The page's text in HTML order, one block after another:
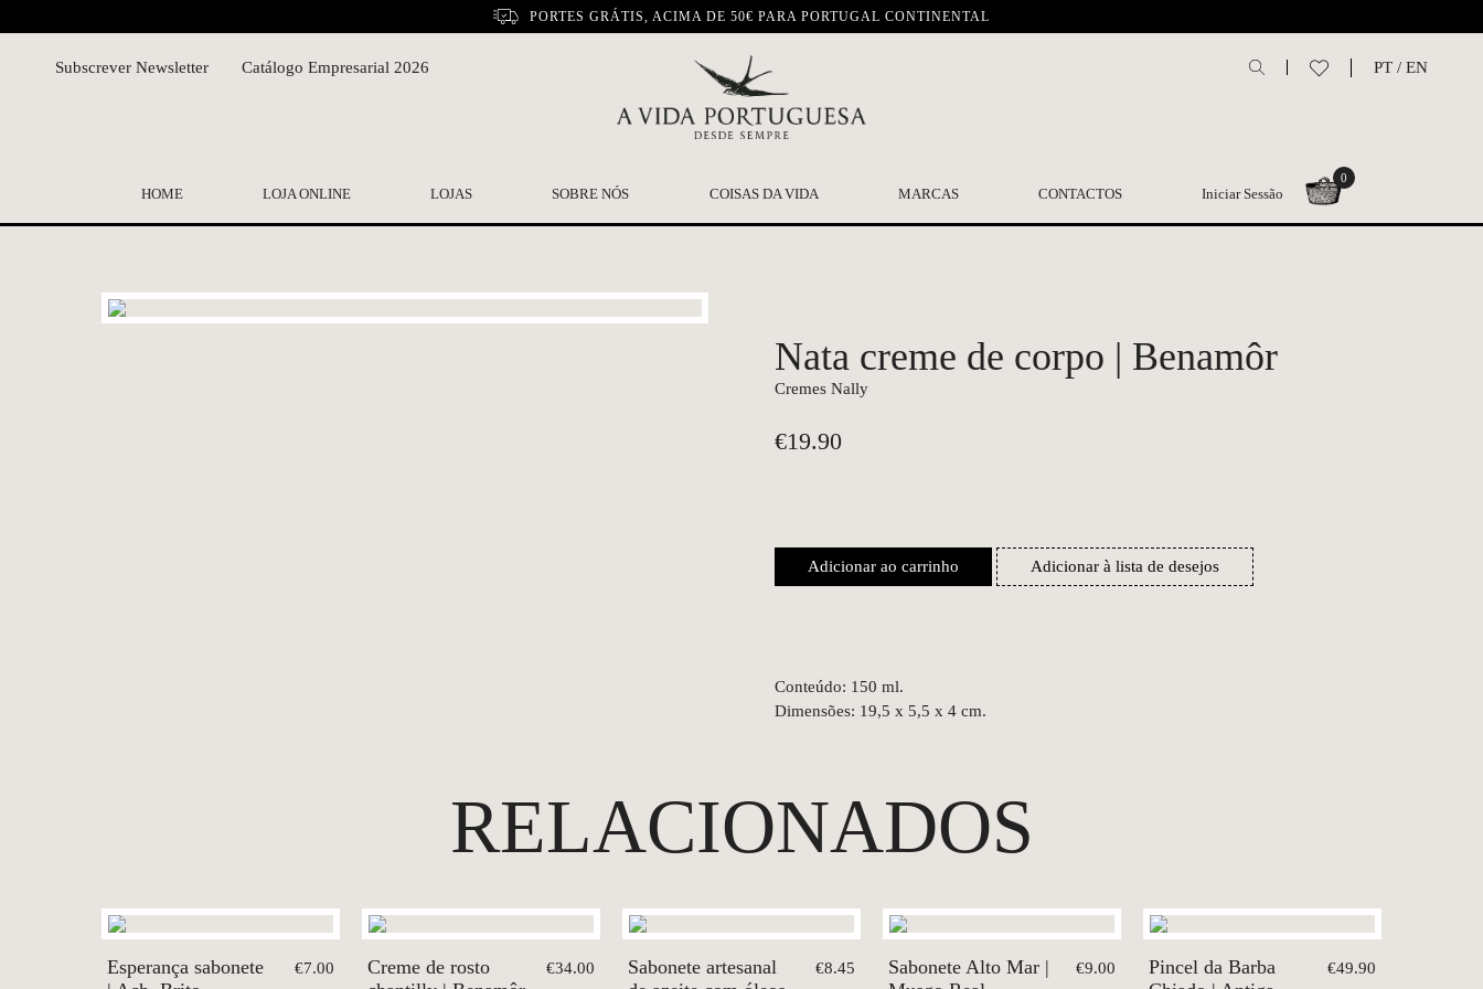
PORTES GRÁTIS, ACIMA DE 50€ PARA PORTUGAL CONTINENTAL
Subscrever Newsletter Catálogo Empresarial 2026 PT / EN
HOME LOJA ONLINE LOJAS SOBRE NÓS COISAS DA VIDA MARCAS CONTACTOS Iniciar Sessão
0
Nata creme de corpo | Benamôr
Cremes Nally
€19.90
Adicionar ao carrinho Adicionar à lista de desejos
Conteúdo: 150 ml.
Dimensões: 19,5 x 5,5 x 4 cm.
RELACIONADOS
Esperança sabonete
€7.00
Creme de rosto
€34.00
Sabonete artesanal
€8.45
Sabonete Alto Mar |
€9.00
Pincel da Barba
€49.90